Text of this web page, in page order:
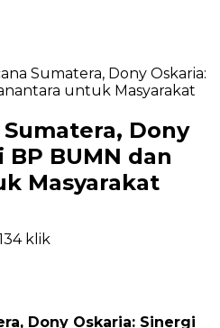
Sumatera, Dony Oskaria:
untuk Masyarakat
Dony
BUMN dan
Masyarakat
klik
Dony Oskaria: Sinergi